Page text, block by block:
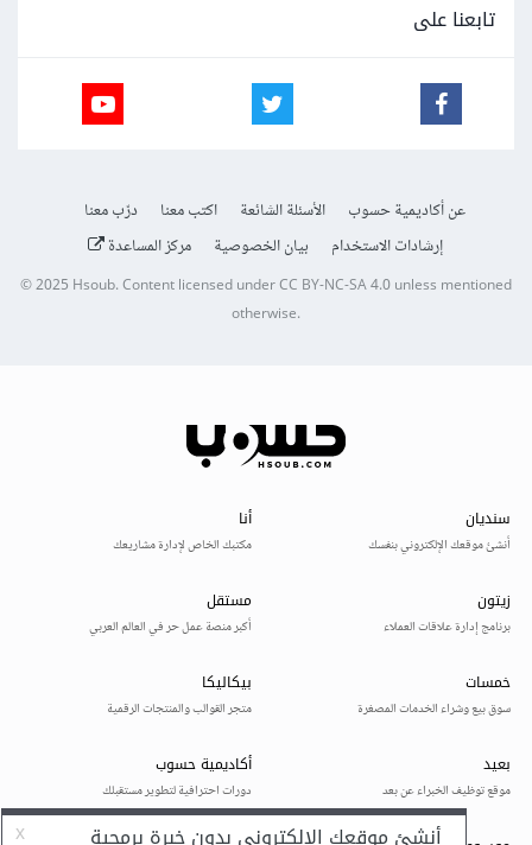
تابعنا على
عن أكاديمية حسوب الأسئلة الشائعة اكتب معنا
درّب معنا
إرشادات الاستخدام
بيان الخصوصية مركز المساعدة
© 2025Hsoub.Content licensed underCC BY-NC-SA 4.0unless mentioned
otherwise.